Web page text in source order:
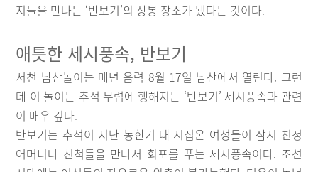
지들을 만나는 ‘반보기’의 상봉 장소가 됐다는 것이다.
애틋한 세시풍속, 반보기
서천 남산놀이는 매년 음력 8월 17일 남산에서 열린다. 그런
데 이 놀이는 추석 무렵에 행해지는 ‘반보기’ 세시풍속과 관련
이 매우 깊다.
반보기는 추석이 지난 농한기 때 시집온 여성들이 잠시 친정
어머니나 친척들을 만나서 회포를 푸는 세시풍속이다. 조선